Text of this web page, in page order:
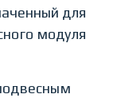
для
модуля